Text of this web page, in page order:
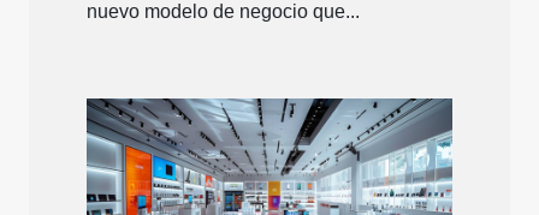
nuevo modelo de negocio que...